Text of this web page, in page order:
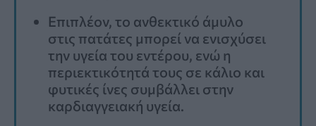
Επιπλέον, το ανθεκτικό άμυλο
στις πατάτες μπορεί να ενισχύσει
την υγεία του εντέρου, ενώ η
περιεκτικότητά τους σε κάλιο και
φυτικές ίνες συμβάλλει στην
καρδιαγγειακή υγεία.